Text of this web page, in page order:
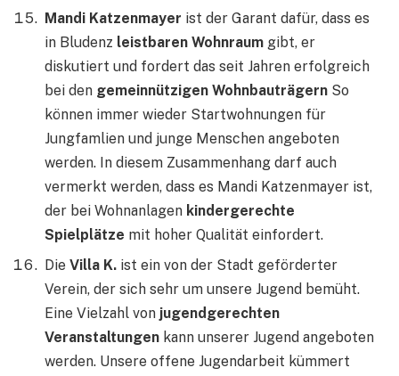
Mandi Katzenmayer ist der Garant dafür, dass es
in Bludenz leistbaren Wohnraum gibt, er
diskutiert und fordert das seit Jahren erfolgreich
bei den gemeinnützigen Wohnbauträgern So
können immer wieder Startwohnungen für
Jungfamlien und junge Menschen angeboten
werden. In diesem Zusammenhang darf auch
vermerkt werden, dass es Mandi Katzenmayer ist,
der bei Wohnanlagen kindergerechte
Spielplätze mit hoher Qualität einfordert.
Die Villa K. ist ein von der Stadt geförderter
Verein, der sich sehr um unsere Jugend bemüht.
Eine Vielzahl von jugendgerechten
Veranstaltungen kann unserer Jugend angeboten
werden. Unsere offene Jugendarbeit kümmert